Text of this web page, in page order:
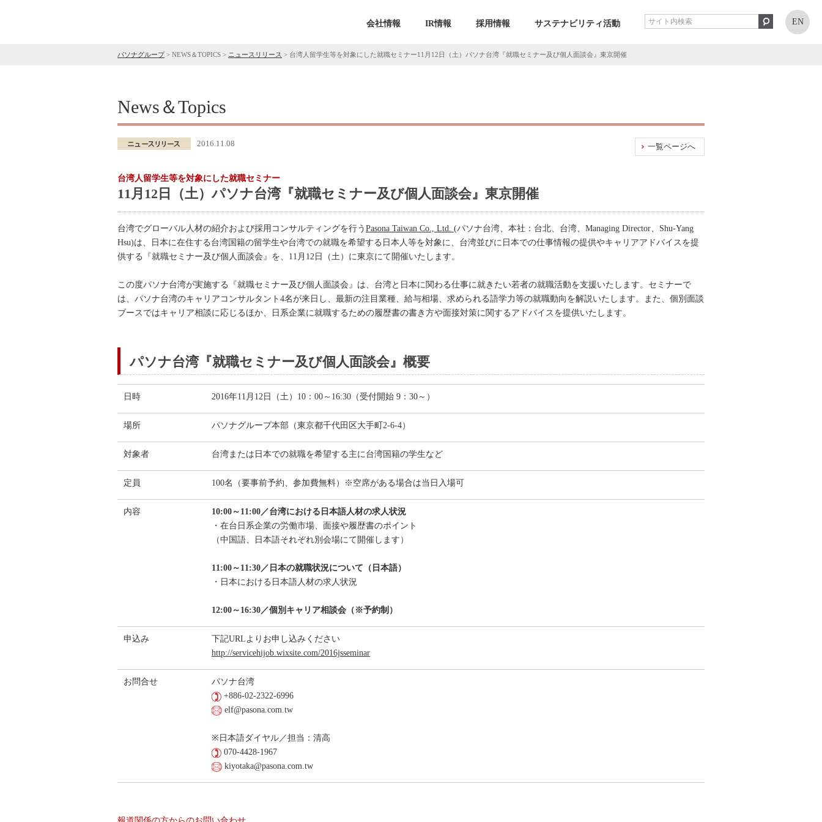
会社情報 IR情報 採用情報 サステナビリティ活動 EN
パソナグループ> NEWS＆TOPICS > ニュースリリース > 台湾人留学生等を対象にした就職セミナー11月12日（土）パソナ台湾『就職セミナー及び個人面談会』東京開催
News＆Topics
一覧ページへ
2016.11.08
台湾人留学生等を対象にした就職セミナー
11月12日（土）パソナ台湾『就職セミナー及び個人面談会』東京開催
台湾でグローバル人材の紹介および採用コンサルティングを行う Pasona Taiwan Co., Ltd. (パソナ台湾、本社：台北、台湾、Managing Director、Shu-Yang
Hsu)は、日本に在住する台湾国籍の留学生や台湾での就職を希望する日本人等を対象に、台湾並びに日本での仕事情報の提供やキャリアアドバイスを提
供する『就職セミナー及び個人面談会』を、11月12日（土）に東京にて開催いたします。
この度パソナ台湾が実施する『就職セミナー及び個人面談会』は、台湾と日本に関わる仕事に就きたい若者の就職活動を支援いたします。セミナーで
は、パソナ台湾のキャリアコンサルタント4名が来日し、最新の注目業種、給与相場、求められる語学力等の就職動向を解説いたします。また、個別面談
ブースではキャリア相談に応じるほか、日系企業に就職するための履歴書の書き方や面接対策に関するアドバイスを提供いたします。
パソナ台湾『就職セミナー及び個人面談会』概要
日時 2016年11月12日（土）10：00～16:30（受付開始 9：30～）
場所 パソナグループ本部（東京都千代田区大手町2-6-4）
対象者 台湾または日本での就職を希望する主に台湾国籍の学生など
定員 100名（要事前予約、参加費無料）※空席がある場合は当日入場可
内容
10:00～11:00／台湾における日本語人材の求人状況
・在台日系企業の労働市場、面接や履歴書のポイント
（中国語、日本語それぞれ別会場にて開催します）
11:00～11:30／日本の就職状況について（日本語）
・日本における日本語人材の求人状況
12:00～16:30／個別キャリア相談会（※予約制）
申込み
下記URLよりお申し込みください
http://servicehijob.wixsite.com/2016jsseminar
お問合せ
パソナ台湾
+886-02-2322-6996
elf@pasona.com.tw
※日本語ダイヤル／担当：清高
070-4428-1967
kiyotaka@pasona.com.tw